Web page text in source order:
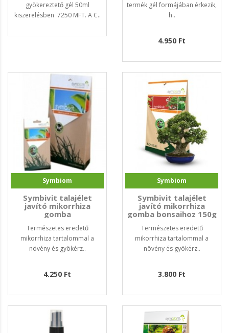
gyökereztető gél 50ml
kiszerelésben 7250 MFT. A C..
termék gél formájában érkezik,
h..
4.950 Ft
Symbiom
Symbivit talajélet
javító mikorrhiza
gomba
Természetes eredetű
mikorrhiza tartalommal a
növény és gyökérz..
4.250 Ft
Symbiom
Symbivit talajélet
javító mikorrhiza
gomba bonsaihoz 150g
Természetes eredetű
mikorrhiza tartalommal a
növény és gyökérz..
3.800 Ft